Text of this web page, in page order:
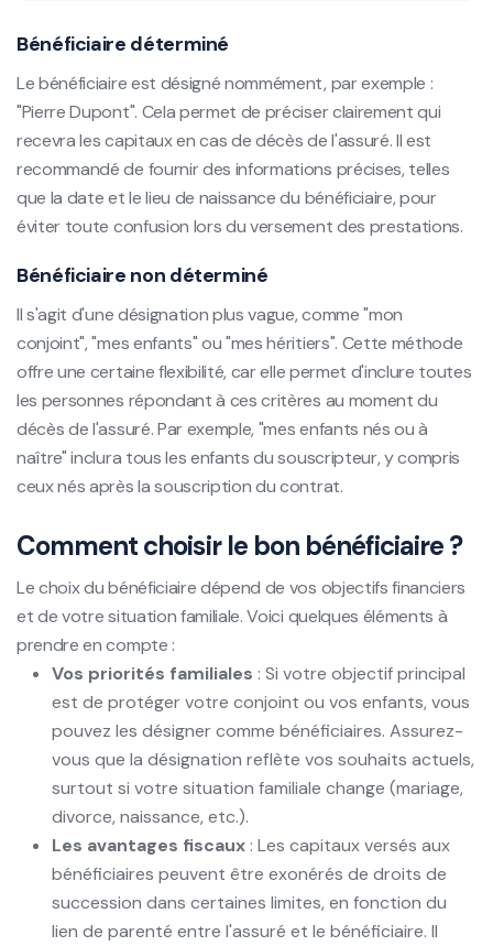
Bénéficiaire déterminé
Le bénéficiaire est désigné nommément, par exemple :
"Pierre Dupont". Cela permet de préciser clairement qui
recevra les capitaux en cas de décès de l'assuré. Il est
recommandé de fournir des informations précises, telles
que la date et le lieu de naissance du bénéficiaire, pour
éviter toute confusion lors du versement des prestations.
Bénéficiaire non déterminé
Il s'agit d'une désignation plus vague, comme "mon
conjoint", "mes enfants" ou "mes héritiers". Cette méthode
offre une certaine flexibilité, car elle permet d'inclure toutes
les personnes répondant à ces critères au moment du
décès de l'assuré. Par exemple, "mes enfants nés ou à
naître" inclura tous les enfants du souscripteur, y compris
ceux nés après la souscription du contrat.
Comment choisir le bon bénéficiaire ?
Le choix du bénéficiaire dépend de vos objectifs financiers
et de votre situation familiale. Voici quelques éléments à
prendre en compte :
Vos priorités familiales : Si votre objectif principal
est de protéger votre conjoint ou vos enfants, vous
pouvez les désigner comme bénéficiaires. Assurez-
vous que la désignation reflète vos souhaits actuels,
surtout si votre situation familiale change (mariage,
divorce, naissance, etc.).
Les avantages fiscaux : Les capitaux versés aux
bénéficiaires peuvent être exonérés de droits de
succession dans certaines limites, en fonction du
lien de parenté entre l'assuré et le bénéficiaire. Il